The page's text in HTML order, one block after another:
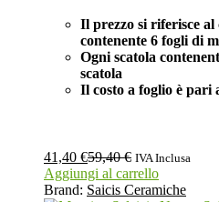
Il prezzo si riferisce al
contenente 6 fogli di
Ogni scatola
scatola
Il costo a foglio è pari
41,40 €59,40€ IVA Inclusa
Aggiungi al carrello
Brand: Saicis Ceramiche